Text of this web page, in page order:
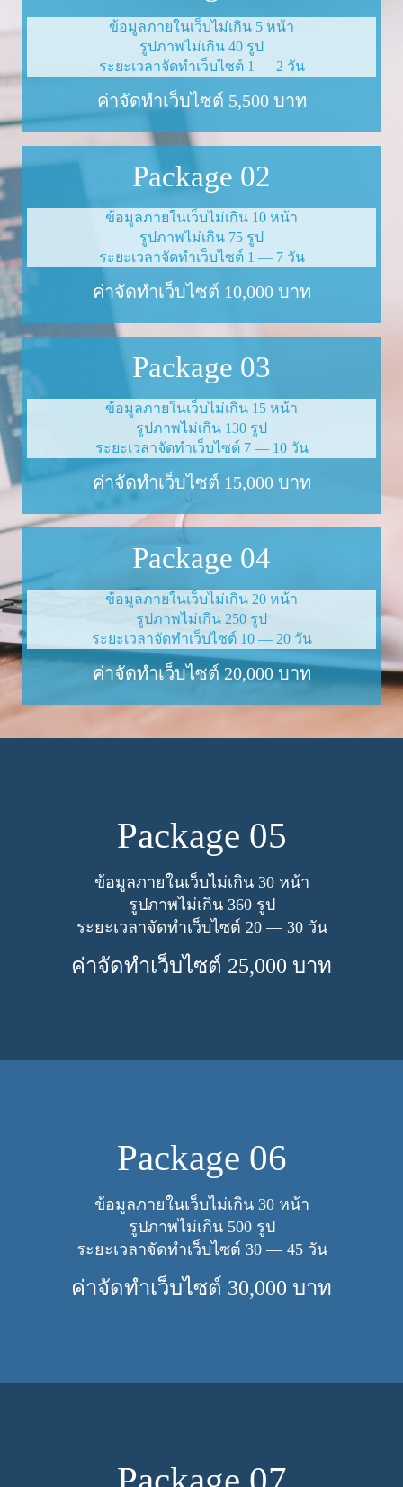
ข้อมูลภายในเว็บไม่เกิน 5 หน้า
รูปภาพไม่เกิน 40 รูป
ระยะเวลาจัดทำเว็บไซต์ 1 — 2 วัน
ค่าจัดทำเว็บไซต์ 5,500บาท
Pack­age 02
ข้อมูลภายในเว็บไม่เกิน 10 หน้า
รูปภาพไม่เกิน 75 รูป
ระยะเวลาจัดทำเว็บไซต์ 1 — 7วัน
ค่าจัดทำเว็บไซต์ 10,000บาท
Pack­age 03
ข้อมูลภายในเว็บไม่เกิน 15 หน้า
รูปภาพไม่เกิน 130 รูป
ระยะเวลาจัดทำเว็บไซต์ 7— 10วัน
ค่าจัดทำเว็บไซต์ 15,000บาท
Pack­age 04
ข้อมูลภายในเว็บไม่เกิน 20 หน้า
รูปภาพไม่เกิน 250 รูป
ระยะเวลาจัดทำเว็บไซต์ 10— 20วัน
ค่าจัดทำเว็บไซต์20,000บาท
Pack­age 05
ข้อมูลภายในเว็บไม่เกิน 30หน้า
รูปภาพไม่เกิน 360รูป
ระยะเวลาจัดทำเว็บไซต์ 20— 30วัน
ค่าจัดทำเว็บไซต์ 25,000 บาท
Pack­age 06
ข้อมูลภายในเว็บไม่เกิน 30หน้า
รูปภาพไม่เกิน 500รูป
ระยะเวลาจัดทำเว็บไซต์ 30— 45วัน
ค่าจัดทำเว็บไซต์ 30,000 บาท